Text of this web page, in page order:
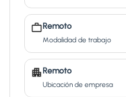
Remoto
Modalidad de trabajo
Remoto
Ubicación de empresa